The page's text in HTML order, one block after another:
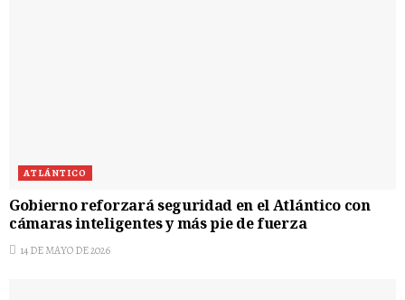
ATLÁNTICO
Gobierno reforzará seguridad en el Atlántico con
cámaras inteligentes y más pie de fuerza
14 DE MAYO DE 2026